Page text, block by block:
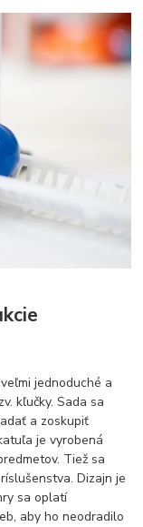
jednoduché a
kľučky. Sada sa
a zoskupiť
je vyrobená
Tiež sa
Dizajn je
sa oplatí
aby ho neodradilo